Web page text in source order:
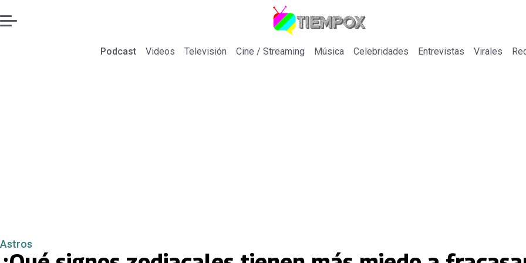
Podcast Videos Televisión Cine / Streaming Música Celebridades Entrevistas Virales
Astros